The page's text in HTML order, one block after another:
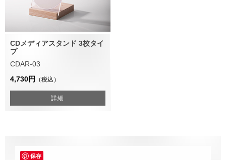
CDメディアスタンド 3枚タイ
プ
CDAR-03
4,730円
（税込）
詳細
保存